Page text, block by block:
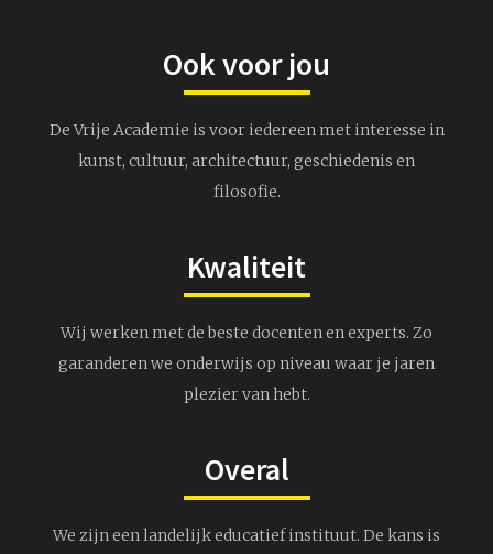
Ook voor jou
De Vrije Academie is voor iedereen met interesse in
kunst, cultuur, architectuur, geschiedenis en
filosofie.
Kwaliteit
Wij werken met de beste docenten en experts. Zo
garanderen we onderwijs op niveau waar je jaren
plezier van hebt.
Overal
We zijn een landelijk educatief instituut. De kans is